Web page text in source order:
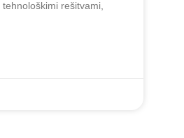
rešitvami,